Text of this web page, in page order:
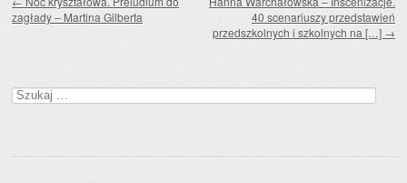
zagłady – Martina Gilberta
40 scenariuszy przedstawień
przedszkolnych i szkolnych na […] →
Szukaj: